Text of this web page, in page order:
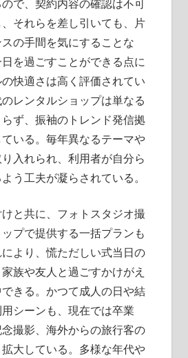
で、契約内容の確認は不可
それらを差し引いても、片
の手間を気にすることな
を過ごすことができる点に
快適さは高く評価されてい
レンタルショップは単なる
ず、振袖のトレンド発信拠
いる。毎年異なるテーマや
入れられ、利用者が自分ら
う工夫が凝らされている。
と共に、フォトスタジオ撮
プで提供する一括プランも
より、慌ただしい式当日の
族や友人と過ごすかけがえ
きる。かつて成人の日や結
シーンも、現在では卒業
撮影、海外からの旅行客の
大している。多様な年代や